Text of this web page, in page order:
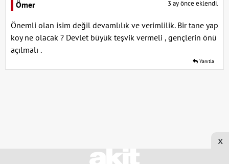
Ömer 3 ay önce eklendi.
Önemli olan isim değil devamlılık ve verimlilik. Bir tane yap
koy ne olacak ? Devlet büyük teşvik vermeli , gençlerin önü
açılmalı .
Yanıtla
x